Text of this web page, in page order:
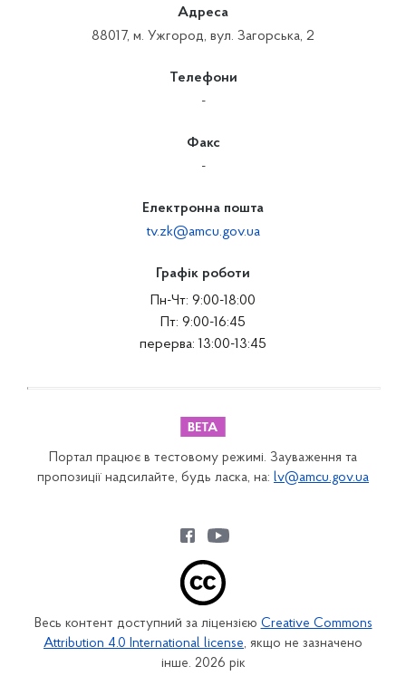
Адреса
88017, м. Ужгород, вул. Загорська, 2
Телефони
-
Факс
-
Електронна пошта
tv.zk@amcu.gov.ua
Графік роботи
Пн-Чт: 9:00-18:00
Пт: 9:00-16:45
перерва: 13:00-13:45
Портал працює в тестовому режимі. Зауваження та
пропозиції надсилайте, будь ласка, на: lv@amcu.gov.ua
Весь контент доступний за ліцензією Creative Commons
Attribution 4.0 International license, якщо не зазначено
інше. 2026 рік